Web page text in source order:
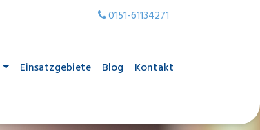
0151-61134271
Einsatzgebiete Blog Kontakt